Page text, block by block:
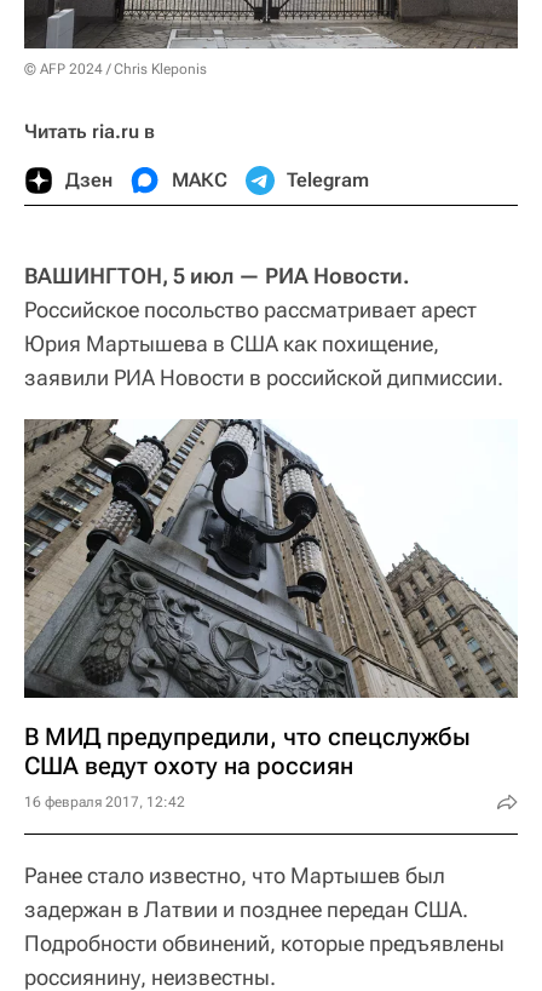
© AFP 2024 / Chris Kleponis
Читать ria.ru в
Дзен МАКС Telegram
ВАШИНГТОН, 5 июл — РИА Новости.
Российское посольство рассматривает арест
Юрия Мартышева в США как похищение,
заявили РИА Новости в российской дипмиссии.
В МИД предупредили, что спецслужбы
США ведут охоту на россиян
16 февраля 2017, 12:42
Ранее стало известно, что Мартышев был
задержан в Латвии и позднее передан США.
Подробности обвинений, которые предъявлены
россиянину, неизвестны.